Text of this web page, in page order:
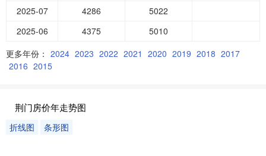
2025-07
4286
5022
2025-06
4375
5010
更多年份： 2024 2023 2022 2021 2020 2019 2018 2017
2016 2015
荆门房价年走势图
折线图 条形图